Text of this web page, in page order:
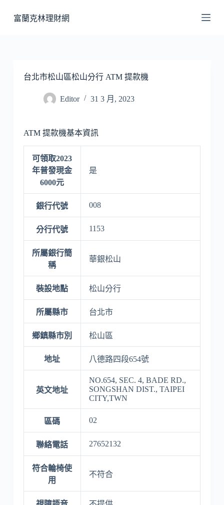
至
富蘭克林理財網
台北市松山區松山分行 ATM 提款機
Editor 31 3 月, 2023
ATM 提款機基本資訊
可領取2023
年普發現金
6000元
是
銀行代號 008
分行代號 1153
所屬銀行簡
稱
華銀松山
裝設地點 松山分行
所屬縣市 台北市
鄉鎮縣市別 松山區
地址 八德路四段654號
英文地址
NO.654, SEC. 4, BADE RD.,
SONGSHAN DIST., TAIPEI
CITY,TWN
區碼 02
聯絡電話 27652132
符合輪椅使
用
不符合